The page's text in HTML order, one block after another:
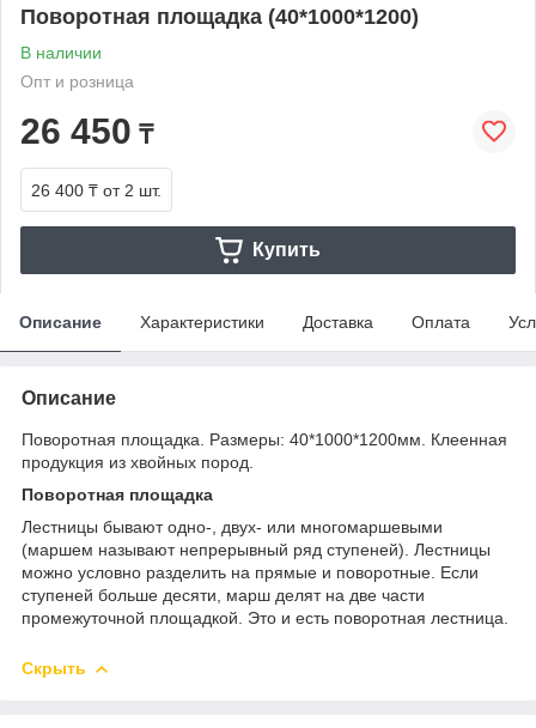
Поворотная площадка (40*1000*1200)
В наличии
Опт и розница
26 450 ₸
26 400 ₸ от 2 шт.
Купить
Описание Характеристики Доставка Оплата
Описание
Поворотная площадка. Размеры: 40*1000*1200мм. Клеенная
продукция из хвойных пород.
Поворотная площадка
Лестницы бывают одно-, двух- или многомаршевыми
(маршем называют непрерывный ряд ступеней). Лестницы
можно условно разделить на прямые и поворотные. Если
ступеней больше десяти, марш делят на две части
промежуточной площадкой. Это и есть поворотная лестница.
Скрыть